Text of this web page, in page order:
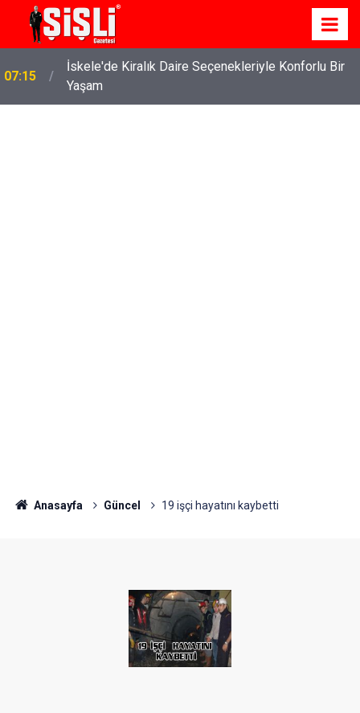
07:15
İskele'de Kiralık Daire Seçenekleriyle Konforlu Bir
Yaşam
Anasayfa Güncel 19 işçi hayatını kaybetti